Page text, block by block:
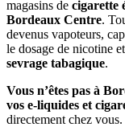
magasins de cigarette
Bordeaux Centre.
devenus vapoteurs,
le dosage de nicotine
sevrage tabagique.
Vous n’êtes pas à
vos e-liquides et
directement chez vous.